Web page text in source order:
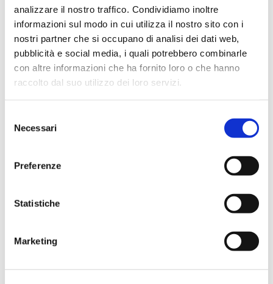
analizzare il nostro traffico. Condividiamo inoltre
informazioni sul modo in cui utilizza il nostro sito con i
nostri partner che si occupano di analisi dei dati web,
pubblicità e social media, i quali potrebbero combinarle
con altre informazioni che ha fornito loro o che hanno
raccolto dal suo utilizzo dei loro servizi.
delNecessari
Preferenze
Statistiche
Marketingsaline di Cervia si possono